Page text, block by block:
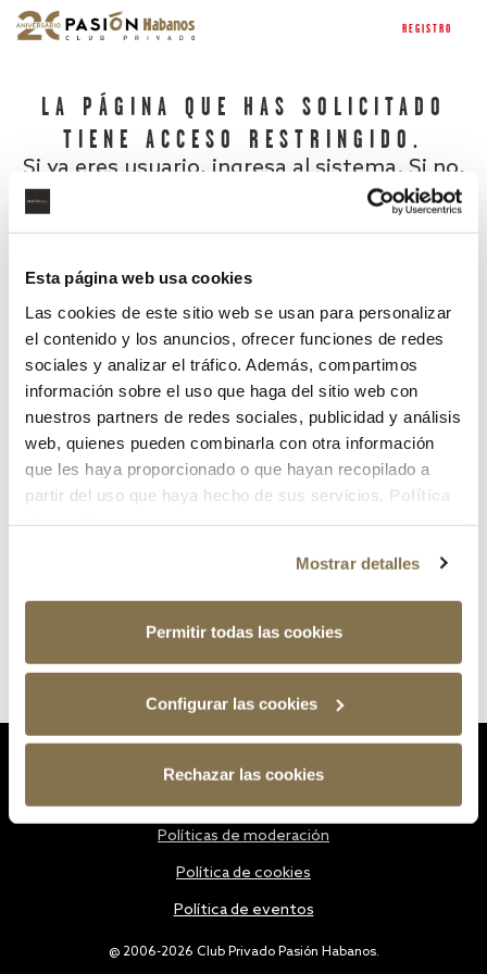
Esta página web usa cookies
Las cookies de este sitio web se usan para personalizar
el contenido y los anuncios, ofrecer funciones de redes
sociales y analizar el tráfico. Además, compartimos
información sobre el uso que haga del sitio web con
nuestros partners de redes sociales, publicidad y análisis
web, quienes pueden combinarla con otra información
que les haya proporcionado o que hayan recopilado a
partir del uso que haya hecho de sus servicios. Política
Mostrar detalles
Permitir todas las cookies
Configurar las cookies
Rechazar las cookies
REGISTRO
LA PÁGINA QUE HAS SOLICITADO
TIENE ACCESO RESTRINGIDO.
Si ya eres usuario, ingresa al sistema. Si no,
¿Has olvidado tu contraseña?
@ 2006-2026 Club Privado Pasión Habanos.
Políticas de moderación
Política de cookies
Política de eventos